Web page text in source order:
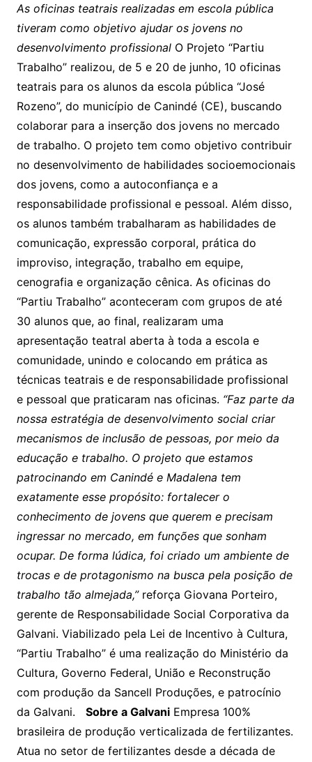
As oficinas teatrais realizadas em escola pública
tiveram como objetivo ajudar os jovens no
desenvolvimento profissionalO Projeto “Partiu
Trabalho” realizou, de 5 e 20 de junho, 10 oficinas
teatrais para os alunos da escola pública “José
Rozeno”, do município de Canindé (CE), buscando
colaborar para a inserção dos jovens no mercado
de trabalho. O projeto tem como objetivo contribuir
no desenvolvimento de habilidades socioemocionais
dos jovens, como a autoconfiança e a
responsabilidade profissional e pessoal. Além disso,
os alunos também trabalharam as habilidades de
comunicação, expressão corporal, prática do
improviso, integração, trabalho em equipe,
cenografia e organização cênica. As oficinas do
“Partiu Trabalho” aconteceram com grupos de até
30 alunos que, ao final, realizaram uma
apresentação teatral aberta à toda a escola e
comunidade, unindo e colocando em prática as
técnicas teatrais e de responsabilidade profissional
e pessoal que praticaram nas oficinas. “Faz parte da
nossa estratégia de desenvolvimento social criar
mecanismos de inclusão de pessoas, por meio da
educação e trabalho. O projeto que estamos
patrocinando em Canindé e Madalena tem
exatamente esse propósito: fortalecer o
conhecimento de jovens que querem e precisam
ingressar no mercado, em funções que sonham
ocupar. De forma lúdica, foi criado um ambiente de
trocas e de protagonismo na busca pela posição de
trabalho tão almejada,” reforça Giovana Porteiro,
gerente de Responsabilidade Social Corporativa da
Galvani. Viabilizado pela Lei de Incentivo à Cultura,
“Partiu Trabalho” é uma realização do Ministério da
Cultura, Governo Federal, União e Reconstrução
com produção da Sancell Produções, e patrocínio
da Galvani. Sobre a GalvaniEmpresa 100%
brasileira de produção verticalizada de fertilizantes.
Atua no setor de fertilizantes desde a década de